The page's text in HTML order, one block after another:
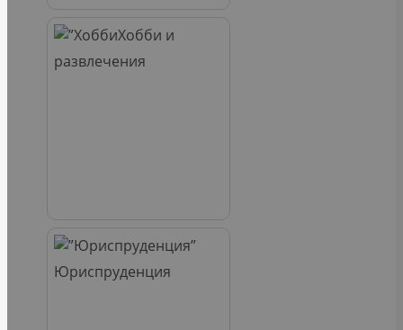
Хобби и
развлечения
Юриспруденция